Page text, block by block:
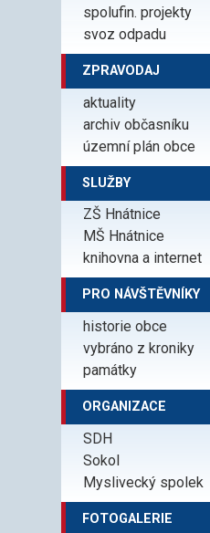
spolufin. projekty
svoz odpadu
ZPRAVODAJ
aktuality
archiv občasníku
územní plán obce
SLUŽBY
ZŠ Hnátnice
MŠ Hnátnice
knihovna a internet
PRO NÁVŠTĚVNÍKY
historie obce
vybráno z kroniky
památky
ORGANIZACE
SDH
Sokol
Myslivecký spolek
FOTOGALERIE